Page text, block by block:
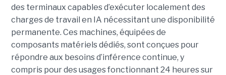
des terminaux capables d’exécuter localement des
charges de travail en IA nécessitant une disponibilité
permanente. Ces machines, équipées de
composants matériels dédiés, sont conçues pour
répondre aux besoins d’inférence continue, y
compris pour des usages fonctionnant 24 heures sur